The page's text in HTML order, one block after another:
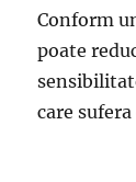
Conform
poate
care